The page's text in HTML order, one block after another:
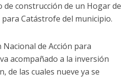
construcción de un Hogar de
Catástrofe del municipio.
de Acción para
acompañado a la inversión
de las cuales nueve ya se